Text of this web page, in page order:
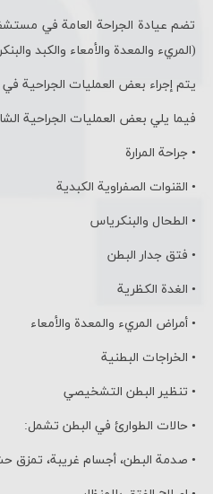
تضم عيادة الجراحة العامة في
(المريء والمعدة والأمعاء والكبد
يتم إجراء بعض العمليات الجراحية
فيما يلي بعض العمليات الجراحية
• جراحة المرارة
• القنوات الصفراوية الكبدية
• الطحال والبنكرياس
• فتق جدار البطن
• الغدة الكظرية
• أمراض المريء والمعدة والأمعاء
• الخراجات البطنیة
• تنظير البطن التشخيصي
• حالات الطوارئ في البطن تشمل:
• صدمة البطن، أجسام غريبة، تمزق